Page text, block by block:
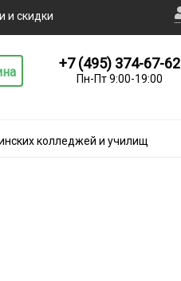
и скидки
+7 (495) 374-67-62
Пн-Пт 9:00-19:00
колледжей и училищ